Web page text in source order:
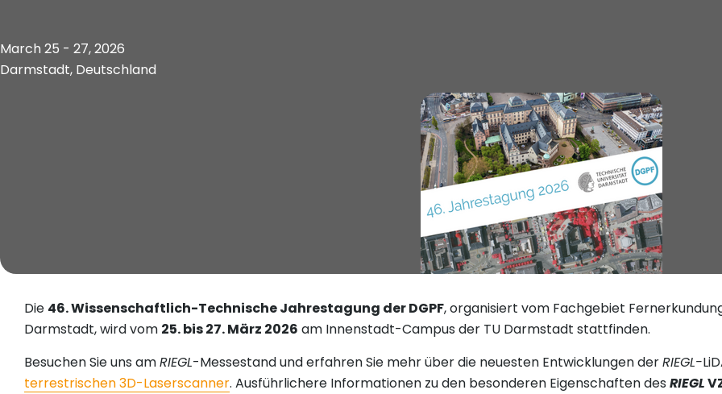
March 25 - 27, 2026
Darmstadt, Deutschland
Die 46. Wissenschaftlich-Technische Jahrestagung der DGPF, organisiert vom Fachgebiet
Darmstadt, wird vom 25. bis 27. März 2026 am Innenstadt-Campus der TU Darmstadt stattfinden.
Besuchen Sie uns amRIEGL-Messestand und erfahren Sie mehr über die neuesten Entwicklungen derRIEGL-
terrestrischen 3D-Laserscanner. Ausführlichere Informationen zu den besonderen Eigenschaften des RIEGL